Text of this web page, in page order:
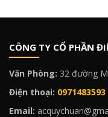
CÔNG TY CỔ PHẦN
Văn Phòng: 32 đường
Điện thoại: 0971483593
Email: